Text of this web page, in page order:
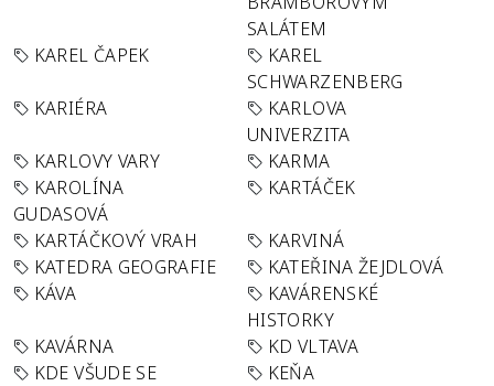
SALÁTEM
KAREL ČAPEK
KAREL
SCHWARZENBERG
KARIÉRA
KARLOVA
UNIVERZITA
KARLOVY VARY
KARMA
KAROLÍNA
GUDASOVÁ
KARTÁČEK
KARTÁČKOVÝ VRAH
KARVINÁ
KATEDRA GEOGRAFIE
KATEŘINA ŽEJDLOVÁ
KÁVA
KAVÁRENSKÉ
HISTORKY
KAVÁRNA
KD VLTAVA
KDE VŠUDE SE
KEŇA